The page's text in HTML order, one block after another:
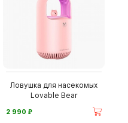
Ловушка для насекомых
Lovable Bear
2 990 ⃏